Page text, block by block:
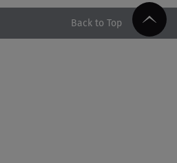
Back to Top